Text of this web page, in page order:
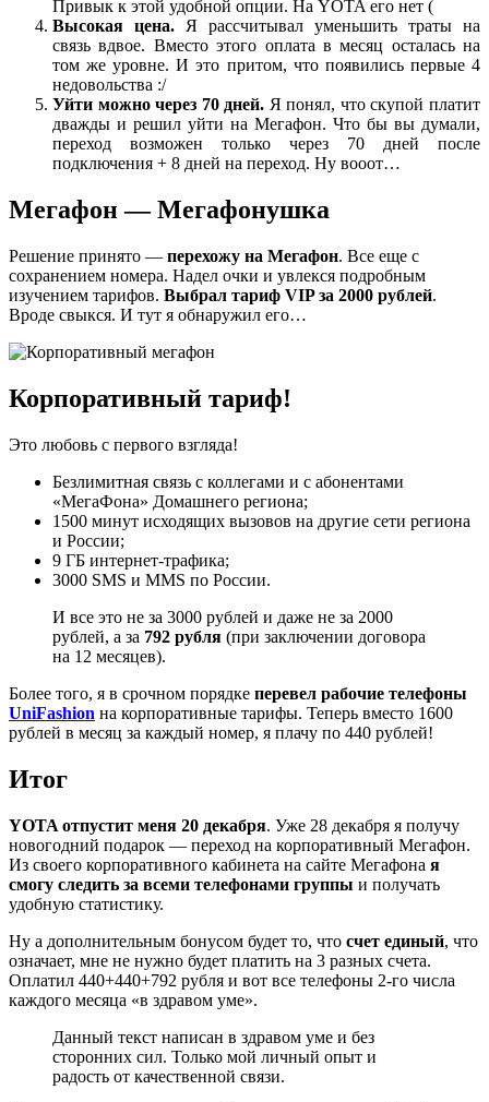
Привык к этой удобной опции. На YOTA его нет (
Высокая цена. Я рассчитывал уменьшить траты на
связь вдвое. Вместо этого оплата в месяц осталась на
том же уровне. И это притом, что появились первые 4
недовольства :/
Уйти можно через 70 дней. Я понял, что скупой платит
дважды и решил уйти на Мегафон. Что бы вы думали,
переход возможен только через 70 дней после
подключения + 8 дней на переход. Ну вооот…
Мегафон — Мегафонушка
Решение принято — перехожу на Мегафон. Все еще с
сохранением номера. Надел очки и увлекся подробным
изучением тарифов. Выбрал тариф VIP за 2000 рублей.
Вроде свыкся. И тут я обнаружил его…
Корпоративный тариф!
Это любовь с первого взгляда!
Безлимитная связь с коллегами и с абонентами
«МегаФона» Домашнего региона;
1500 минут исходящих вызовов на другие сети региона
и России;
9 ГБ интернет-трафика;
3000 SMS и MMS по России.
И все это не за 3000 рублей и даже не за 2000
рублей, а за 792 рубля (при заключении договора
на 12 месяцев).
Более того, я в срочном порядке перевел рабочие телефоны
UniFashion на корпоративные тарифы. Теперь вместо 1600
рублей в месяц за каждый номер, я плачу по 440 рублей!
Итог
YOTA отпустит меня 20 декабря. Уже 28 декабря я получу
новогодний подарок — переход на корпоративный Мегафон.
Из своего корпоративного кабинета на сайте Мегафона я
смогу следить за всеми телефонами группы и получать
удобную статистику.
Ну а дополнительным бонусом будет то, что счет единый, что
означает, мне не нужно будет платить на 3 разных счета.
Оплатил 440+440+792 рубля и вот все телефоны 2-го числа
каждого месяца «в здравом уме».
Данный текст написан в здравом уме и без
сторонних сил. Только мой личный опыт и
радость от качественной связи.